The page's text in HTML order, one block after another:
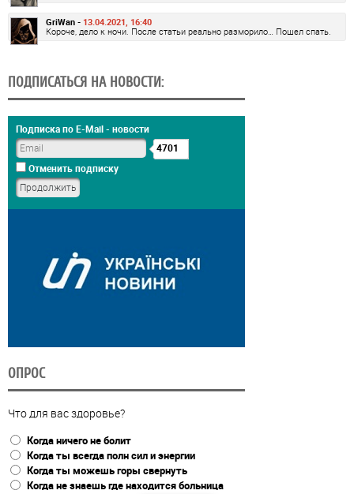
GriWan - 13.04.2021, 16:40
Короче, дело к ночи. После статьи реально разморило… Пошел спать.
ПОДПИСАТЬСЯ НА НОВОСТИ:
Подписка по E-Mail - новости
4701
Отменить подписку
ОПРОС
Что для вас здоровье?
Когда ничего не болит
Когда ты всегда полн сил и энергии
Когда ты можешь горы свернуть
Когда не знаешь где находится больница